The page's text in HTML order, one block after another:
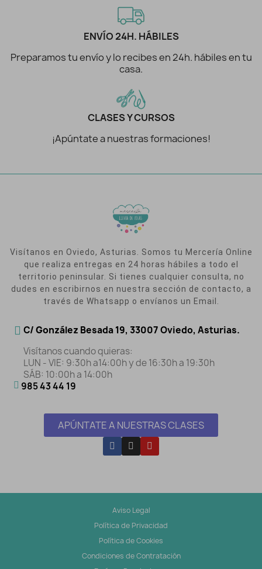
ENVÍO 24H. HÁBILES
Preparamos tu envío y lo recibes en 24h. hábiles en tu
casa.
CLASES Y CURSOS
¡Apúntate a nuestras formaciones!
Visítanos en Oviedo, Asturias. Somos tu Mercería Online
que realiza entregas en 24 horas hábiles a todo el
territorio peninsular. Si tienes cualquier consulta, no
dudes en escribirnos en nuestra sección de contacto, a
través de Whatsapp o envíanos un Email.
C/ González Besada 19, 33007 Oviedo, Asturias.
Visítanos cuando quieras:
LUN - VIE: 9:30h a14:00h y de 16:30h a 19:30h
SÁB: 10:00h a 14:00h
985 43 44 19
APÚNTATE A NUESTRAS CLASES
Aviso Legal
Política de Privacidad
Política de Cookies
Condiciones de Contratación